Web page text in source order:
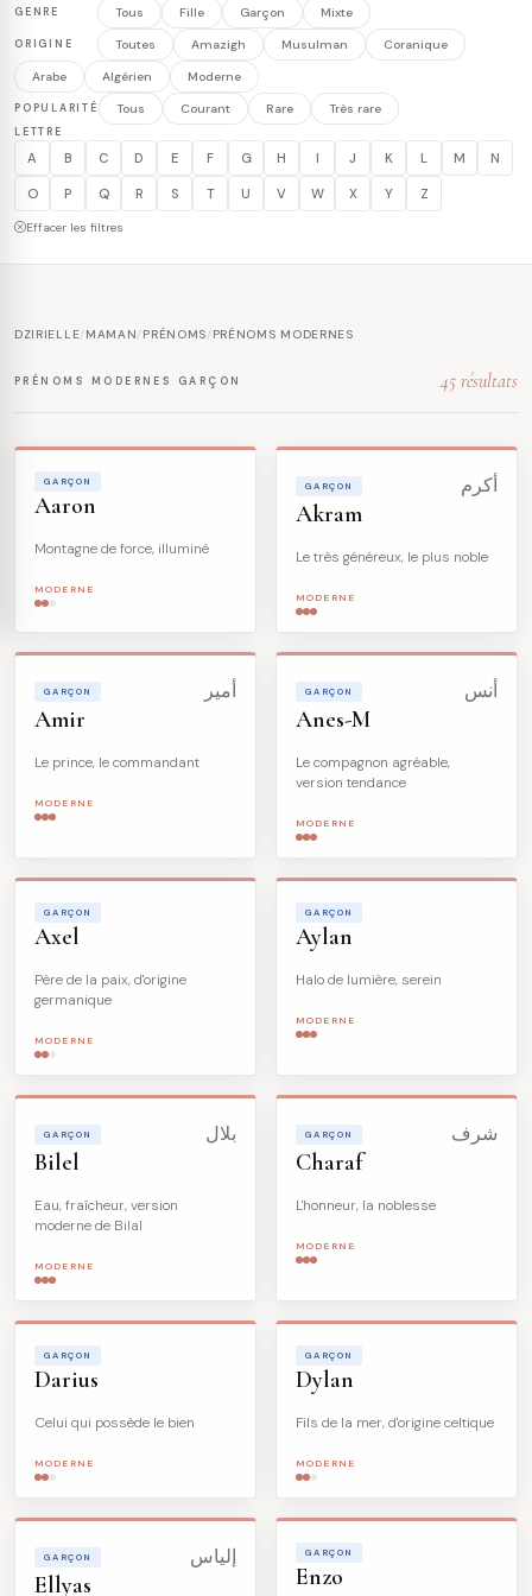
GENRE Tous Fille Garçon Mixte
ORIGINE Toutes Amazigh Musulman Coranique
Arabe Algérien Moderne
POPULARITÉ Tous Courant Rare Très rare
LETTRE
A B C D E F G H I J K L M N
O P Q R S T U V W X Y Z
Effacer les filtres
DZIRIELLE/ MAMAN/ PRÉNOMS/ PRÉNOMS MODERNES
PRÉNOMS MODERNES GARÇON 45 résultats
GARÇON
Aaron
Montagne de force, illuminé
MODERNE
GARÇON أكرم
Akram
Le très généreux, le plus noble
MODERNE
GARÇON أمير
Amir
Le prince, le commandant
MODERNE
GARÇON أنس
Anes-M
Le compagnon agréable,
version tendance
MODERNE
GARÇON
Axel
Père de la paix, d'origine
germanique
MODERNE
GARÇON
Aylan
Halo de lumière, serein
MODERNE
GARÇON بلال
Bilel
Eau, fraîcheur, version
moderne de Bilal
MODERNE
GARÇON شرف
Charaf
L'honneur, la noblesse
MODERNE
GARÇON
Darius
Celui qui possède le bien
MODERNE
GARÇON
Dylan
Fils de la mer, d'origine celtique
MODERNE
GARÇON إلياس
Ellyas
GARÇON
Enzo